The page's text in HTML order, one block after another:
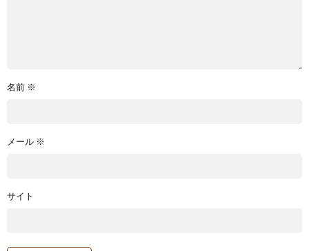
名前 ※
メール ※
サイト